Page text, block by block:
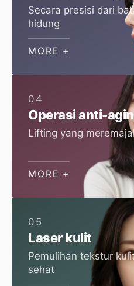
Secara presisi dari
hidung
MORE +
04
Operasi anti-
Lifting yang
MORE +
05
Laser kulit
Pemulihan tekstur
sehat